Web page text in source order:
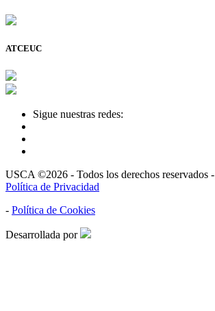
ATCEUC
Sigue nuestras redes:
USCA ©2026 - Todos los derechos reservados -
Política de Privacidad
- Política de Cookies
Desarrollada por